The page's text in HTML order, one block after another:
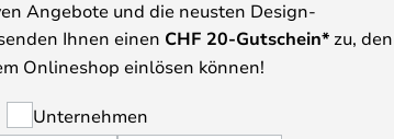
Angebote und die neusten Design-
Ihnen einen CHF 20-Gutschein* zu, den
Onlineshop einlösen können!
Unternehmen